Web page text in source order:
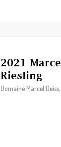
2021
Riesling
Domaine Marcel